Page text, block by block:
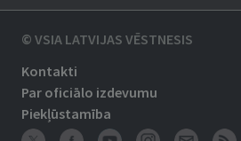
© VSIA LATVIJAS VĒSTNESIS
Kontakti
Par oficiālo izdevumu
Piekļūstamība